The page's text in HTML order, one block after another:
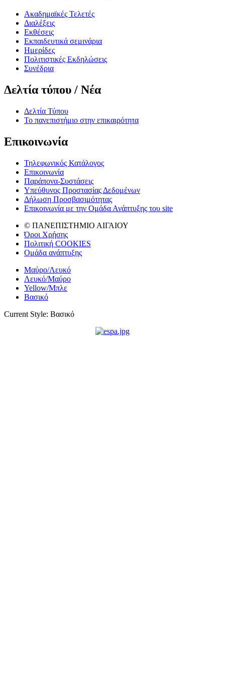
Ακαδημαϊκές Τελετές
Διαλέξεις
Εκθέσεις
Εκπαιδευτικά σεμινάρια
Ημερίδες
Πολιτιστικές Εκδηλώσεις
Συνέδρια
Δελτία τύπου / Νέα
Δελτία Τύπου
Το πανεπιστήμιο στην επικαιρότητα
Επικοινωνία
Τηλεφωνικός Κατάλογος
Επικοινωνία
Παράπονα-Συστάσεις
Υπεύθυνος Προστασίας Δεδομένων
Δήλωση Προσβασιμότητας
Επικοινωνία με την Ομάδα Ανάπτυξης του site
© ΠΑΝΕΠΙΣΤΗΜΙΟ ΑΙΓΑΙΟΥ
Όροι Χρήσης
Πολιτική COOKIES
Ομάδα ανάπτυξης
Μαύρο/Λευκό
Λευκό/Μαύρο
Yellow/Μπλε
Βασικό
Current Style: Βασικό